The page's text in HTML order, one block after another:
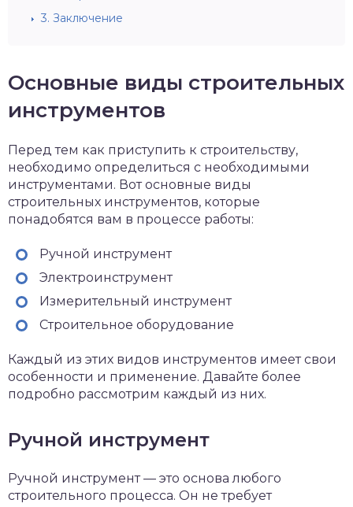
3. Заключение
Основные виды строительных
инструментов
Перед тем как приступить к строительству,
необходимо определиться с необходимыми
инструментами. Вот основные виды
строительных инструментов, которые
понадобятся вам в процессе работы:
Ручной инструмент
Электроинструмент
Измерительный инструмент
Строительное оборудование
Каждый из этих видов инструментов имеет свои
особенности и применение. Давайте более
подробно рассмотрим каждый из них.
Ручной инструмент
Ручной инструмент — это основа любого
строительного процесса. Он не требует